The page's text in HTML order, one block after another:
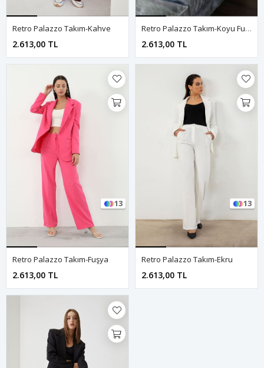
Retro Palazzo Takım-Kahve
2.613,00 TL
Retro Palazzo Takım-Koyu Fuşya
2.613,00 TL
13
Retro Palazzo Takım-Fuşya
2.613,00 TL
13
Retro Palazzo Takım-Ekru
2.613,00 TL